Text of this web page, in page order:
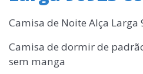
Camisa de Noite Alça Larga
Camisa de dormir de
sem manga